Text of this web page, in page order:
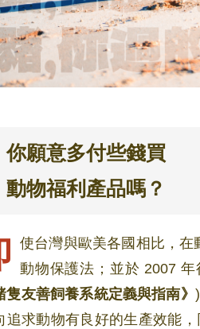
你願意多付些錢買
動物福利產品嗎？
跟進歐盟，公布 動物保護法；並於 2007
隻友善飼養系統定義與指南》
追求動物有良好的生產效能